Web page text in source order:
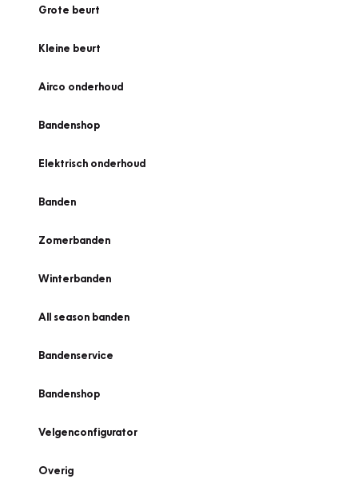
Grote beurt
Kleine beurt
Airco onderhoud
Bandenshop
Elektrisch onderhoud
Banden
Zomerbanden
Winterbanden
All season banden
Bandenservice
Bandenshop
Velgenconfigurator
Overig